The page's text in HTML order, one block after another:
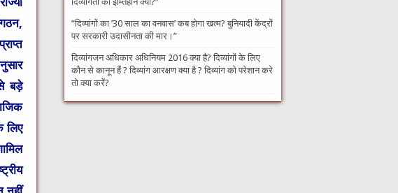
बड़े
लिए
​”दिव्यांगों का ’30 साल का वनवास’ कब होगा खत्म? बुनियादी केंद्रों
पर सरकारी उदासीनता की मार।”
दिव्यांगजन अधिकार अधिनियम 2016 क्या है? दिव्यांगों के लिए
कौन से कानून हैं ? दिव्यांग आरक्षण क्या है ? दिव्यांग को परेशान करे
तो क्या करें?